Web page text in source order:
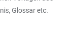
Glossar etc.